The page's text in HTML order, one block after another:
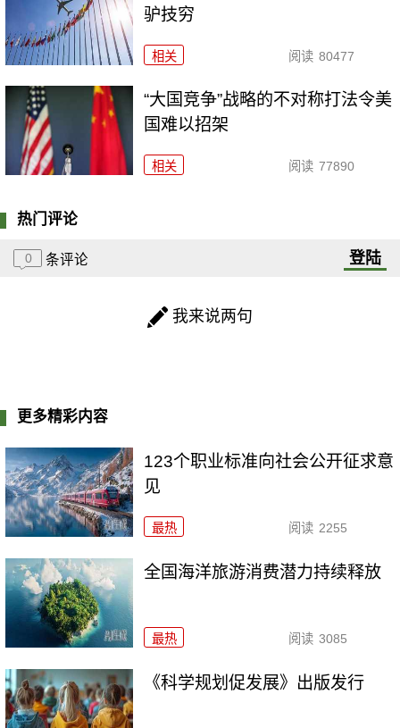
驴技穷
相关 阅读 80477
“大国竞争”战略的不对称打法令美
国难以招架
相关 阅读 77890
热门评论
0 条评论 登陆
我来说两句
更多精彩内容
123个职业标准向社会公开征求意
见
最热 阅读 2255
全国海洋旅游消费潜力持续释放
最热 阅读 3085
《科学规划促发展》出版发行